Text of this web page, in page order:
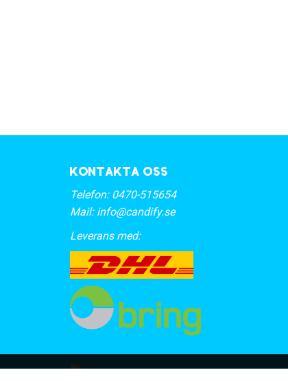
Kontakta oss
Telefon: 0470-515654
Mail: info@candify.se
Leverans med: